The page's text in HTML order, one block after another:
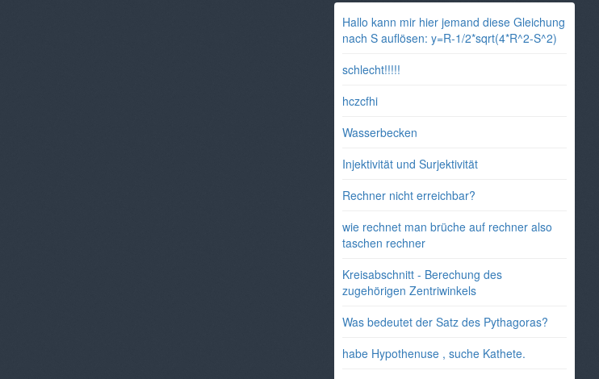
Hallo kann mir hier jemand diese Gleichung
nach S auflösen: y=R-1/2*sqrt(4*R^2-S^2)
schlecht!!!!!
hczcfhi
Wasserbecken
Injektivität und Surjektivität
Rechner nicht erreichbar?
wie rechnet man brüche auf rechner also
taschen rechner
Kreisabschnitt - Berechung des
zugehörigen Zentriwinkels
Was bedeutet der Satz des Pythagoras?
habe Hypothenuse , suche Kathete.